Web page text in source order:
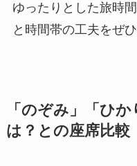
ゆったりとした旅時
と時間帯の工夫をぜ
「のぞみ」「ひ
は？との座席比較